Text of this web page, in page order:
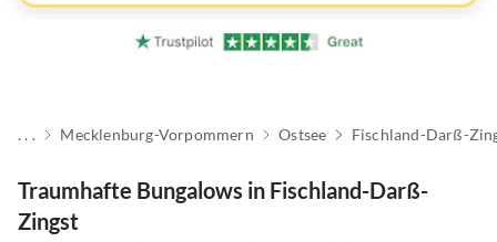
. . . Mecklenburg-Vorpommern Ostsee Fischland-Darß-
Traumhafte Bungalows in Fischland-Darß-
Zingst